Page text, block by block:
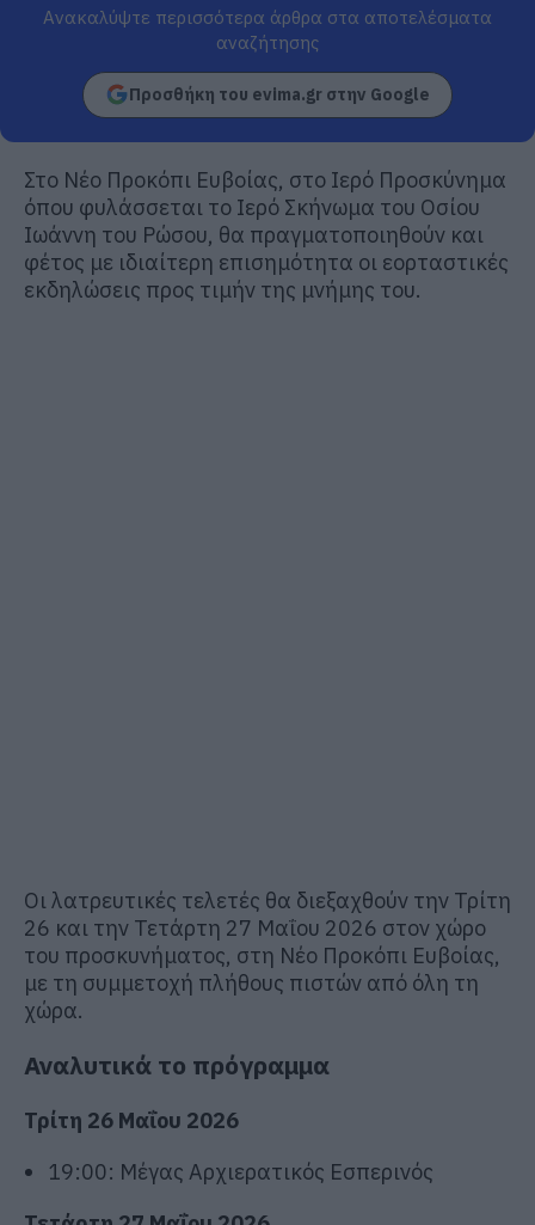
Ανακαλύψτε περισσότερα άρθρα στα αποτελέσματα
αναζήτησης
Προσθήκη του evima.gr στην Google
Στο Νέο Προκόπι Ευβοίας, στο Ιερό Προσκύνημα
όπου φυλάσσεται το Ιερό Σκήνωμα του Οσίου
Ιωάννη του Ρώσου, θα πραγματοποιηθούν και
φέτος με ιδιαίτερη επισημότητα οι εορταστικές
εκδηλώσεις προς τιμήν της μνήμης του.
Οι λατρευτικές τελετές θα διεξαχθούν την Τρίτη
26 και την Τετάρτη 27 Μαΐου 2026 στον χώρο
του προσκυνήματος, στη Νέο Προκόπι Ευβοίας,
με τη συμμετοχή πλήθους πιστών από όλη τη
χώρα.
Αναλυτικά το πρόγραμμα
Τρίτη 26 Μαΐου 2026
19:00: Μέγας Αρχιερατικός Εσπερινός